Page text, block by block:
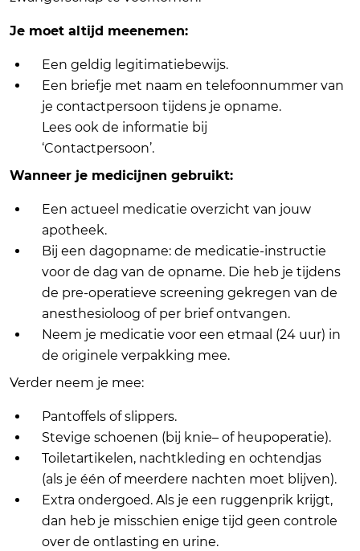
Je moet altijd meenemen:
Een geldig legitimatiebewijs.
Een briefje met naam en telefoonnummer van
je contactpersoon tijdens je opname.
Lees ook de informatie bij
‘Contactpersoon’.
Wanneer je medicijnen gebruikt:
Een actueel medicatie overzicht van jouw
apotheek.
Bij een dagopname: de medicatie-instructie
voor de dag van de opname. Die heb je tijdens
de pre-operatieve screening gekregen van de
anesthesioloog of per brief ontvangen.
Neem je medicatie voor een etmaal (24 uur) in
de originele verpakking mee.
Verder neem je mee:
Pantoffels of slippers.
Stevige schoenen (bij knie– of heupoperatie).
Toiletartikelen, nachtkleding en ochtendjas
(als je één of meerdere nachten moet blijven).
Extra ondergoed. Als je een ruggenprik krijgt,
dan heb je misschien enige tijd geen controle
over de ontlasting en urine.